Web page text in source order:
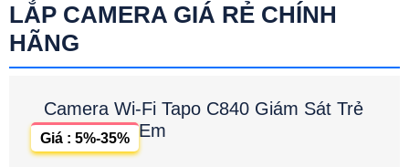
LẮP CAMERA GIÁ RẺ CHÍNH
HÃNG
Camera Wi-Fi Tapo C840 Giám Sát Trẻ
Em
Giá : 5%-35%